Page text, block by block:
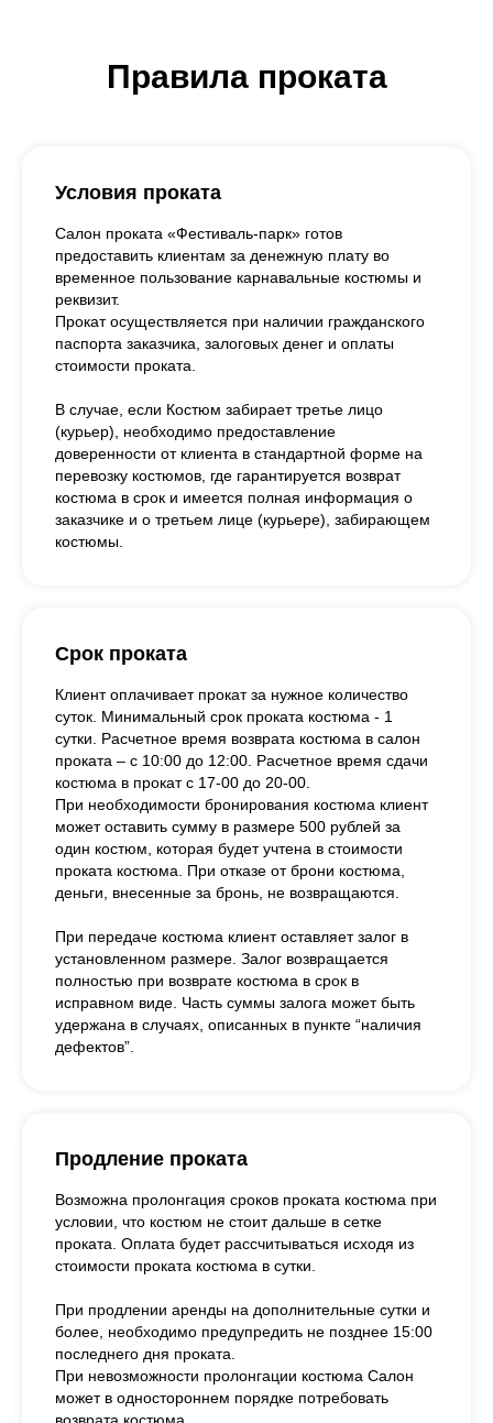
Правила проката
Условия проката
Салон проката «Фестиваль-парк» готов
предоставить клиентам за денежную плату во
временное пользование карнавальные костюмы и
реквизит.
Прокат осуществляется при наличии гражданского
паспорта заказчика, залоговых денег и оплаты
стоимости проката.
В случае, если Костюм забирает третье лицо
(курьер), необходимо предоставление
доверенности от клиента в стандартной форме на
перевозку костюмов, где гарантируется возврат
костюма в срок и имеется полная информация о
заказчике и о третьем лице (курьере), забирающем
костюмы.
Срок проката
Клиент оплачивает прокат за нужное количество
суток. Минимальный срок проката костюма - 1
сутки. Расчетное время возврата костюма в салон
проката – с 10:00 до 12:00. Расчетное время сдачи
костюма в прокат с 17-00 до 20-00.
При необходимости бронирования костюма клиент
может оставить сумму в размере 500 рублей за
один костюм, которая будет учтена в стоимости
проката костюма. При отказе от брони костюма,
деньги, внесенные за бронь, не возвращаются.
При передаче костюма клиент оставляет залог в
установленном размере. Залог возвращается
полностью при возврате костюма в срок в
исправном виде. Часть суммы залога может быть
удержана в случаях, описанных в пункте “наличия
дефектов”.
Продление проката
Возможна пролонгация сроков проката костюма при
условии, что костюм не стоит дальше в сетке
проката. Оплата будет рассчитываться исходя из
стоимости проката костюма в сутки.
При продлении аренды на дополнительные сутки и
более, необходимо предупредить не позднее 15:00
последнего дня проката.
При невозможности пролонгации костюма Салон
может в одностороннем порядке потребовать